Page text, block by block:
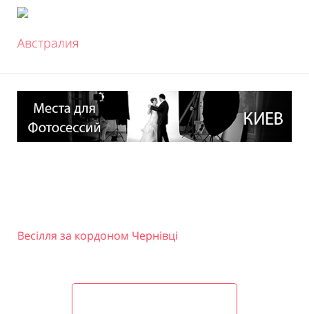
Австралия
Весілля за кордоном Чернівці